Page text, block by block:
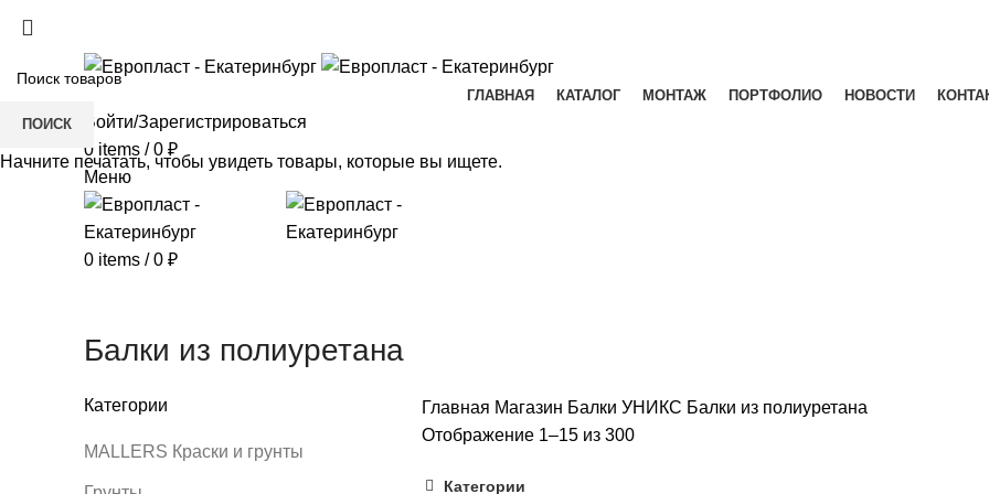
ГЛАВНАЯ КАТАЛОГ МОНТАЖ ПОРТФОЛИО НОВОСТИ
Войти/Зарегистрироваться
0 items / 0 ₽
Меню
0 items / 0 ₽
Балки из полиуретана
Категории
MALLERS Краски и грунты
Главная Магазин Балки УНИКС Балки из полиуретана
Отображение 1–15 из 300
Категории
ПОИСК
Начните печатать, чтобы увидеть товары, которые вы ищете.